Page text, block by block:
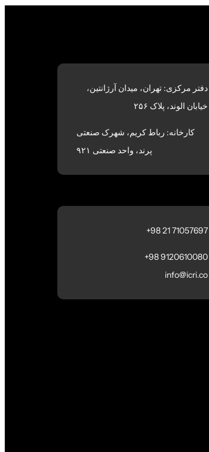
دفتر مرکزی: تهران، میدان آرژانتین،
خیابان الوند، پلاک ۲۵۶
کارخانه: رباط کریم، شهرک صنعتی
پرند، واحد صنعتی ۹۲۱
71057697 21 98+
9120610080 98+
info@icri.co